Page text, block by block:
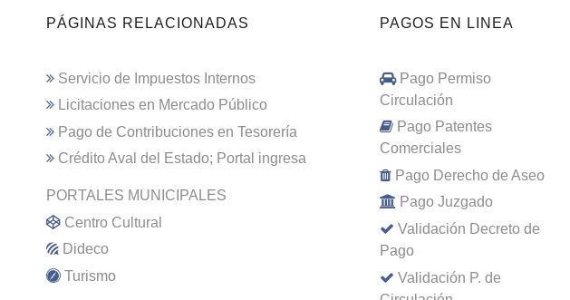
PÁGINAS RELACIONADAS
Servicio de Impuestos Internos
Licitaciones en Mercado Público
Pago de Contribuciones en Tesorería
Crédito Aval del Estado; Portal ingresa
PORTALES MUNICIPALES
Centro Cultural
Dideco
Turismo
PAGOS EN LINEA
Pago Permiso
Circulación
Pago Patentes
Comerciales
Pago Derecho de Aseo
Pago Juzgado
Validación Decreto de
Pago
Validación P. de